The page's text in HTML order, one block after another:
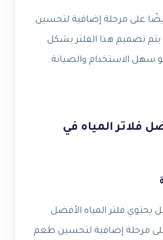
على مرحلة إضافية لتحسين
يتم تصميم هذا الفلتر بشكل
الاستخدام والصيانة.
فلاتر المياه في
يحتوي فلتر المياه الأفضل
7 مراحل على مرحلة إضافية لتحسين طعم